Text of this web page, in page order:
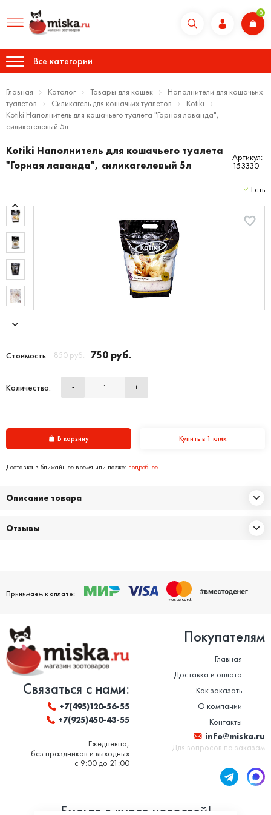
0
Все категории
Главная Каталог Товары для кошек
Наполнители для кошачьих
туалетов
Силикагель для кошачьих туалетов
Kotiki
Kotiki Наполнитель для кошачьего туалета "Горная лаванда",
силикагелевый 5л
Kotiki Наполнитель для кошачьего туалета
"Горная лаванда", силикагелевый 5л
Артикул:
153330
Есть
Стоимость: 850 руб. 750 руб.
Количество: - +
В корзину Купить в 1 клик
Доставка в ближайшее время или позже: подробнее
Описание товара
Отзывы
Принимаем к оплате:
Связаться с нами:
+7(495)120-56-55
+7(925)450-43-55
Ежедневно,
без праздников и выходных
с 9:00 до 21:00
Покупателям
Главная
Доставка и оплата
Как заказать
О компании
Контакты
info@miska.ru
Для вопросов по заказам
Будьте в курсе новостей!